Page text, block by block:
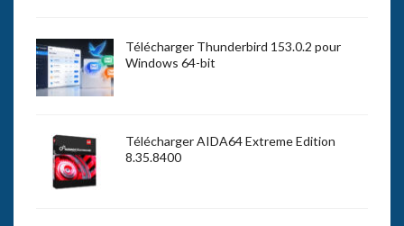
Télécharger Thunderbird 153.0.2 pour
Windows 64-bit
Télécharger AIDA64 Extreme Edition
8.35.8400